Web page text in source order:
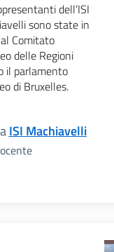
dell’ISI
sono state in
Comitato
delle Regioni
il parlamento
di Bruxelles.
ISI Machiavelli